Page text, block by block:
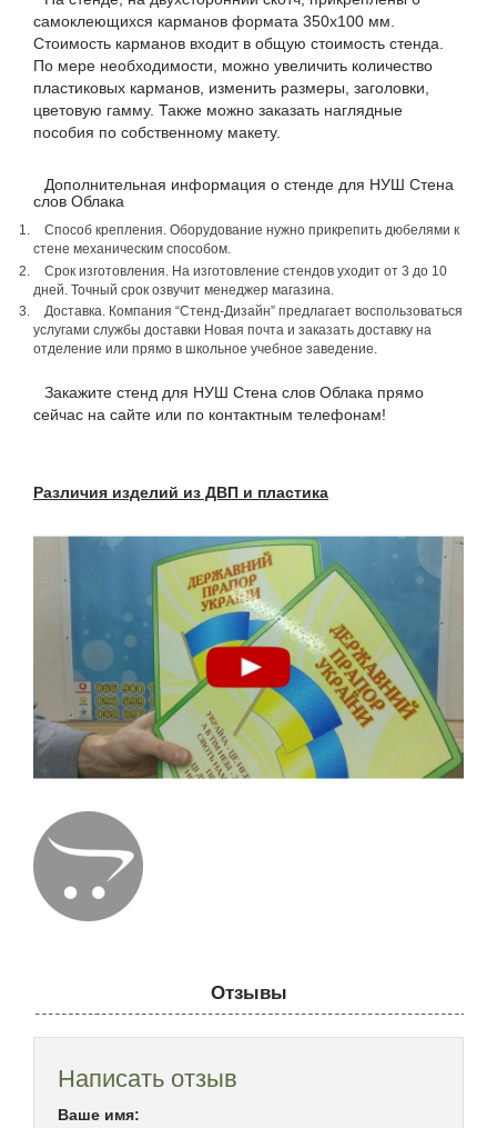
самоклеющихся карманов формата 350х100 мм.
Стоимость карманов входит в общую стоимость стенда.
По мере необходимости, можно увеличить количество
пластиковых карманов, изменить размеры, заголовки,
цветовую гамму. Также можно заказать наглядные
пособия по собственному макету.
Дополнительная информация о стенде для НУШ Стена
слов Облака
Способ крепления. Оборудование нужно прикрепить дюбелями к
стене механическим способом.
Срок изготовления. На изготовление стендов уходит от 3 до 10
дней. Точный срок озвучит менеджер магазина.
Доставка. Компания “Стенд-Дизайн” предлагает воспользоваться
услугами службы доставки Новая почта и заказать доставку на
отделение или прямо в школьное учебное заведение.
Закажите стенд для НУШ Стена слов Облака прямо
сейчас на сайте или по контактным телефонам!
Различия изделий из ДВП и пластика
Отзывы
Написать отзыв
Ваше имя: